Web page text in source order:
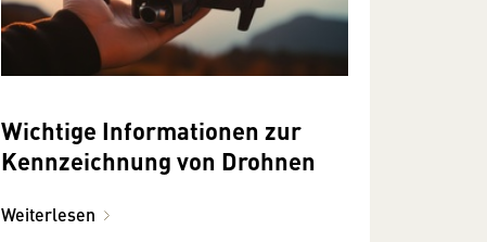
Wichtige Informationen zur
Kennzeichnung von Drohnen
Weiterlesen